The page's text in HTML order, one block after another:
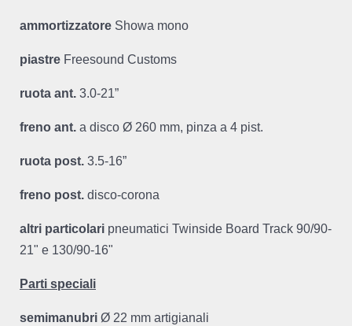
ammortizzatore Showa mono
piastre Freesound Customs
ruota ant. 3.0-21”
freno ant. a disco Ø 260 mm, pinza a 4 pist.
ruota post. 3.5-16”
freno post. disco-corona
altri particolari pneumatici Twinside Board Track 90/90-
21" e 130/90-16"
Parti speciali
semimanubri Ø 22 mm artigianali